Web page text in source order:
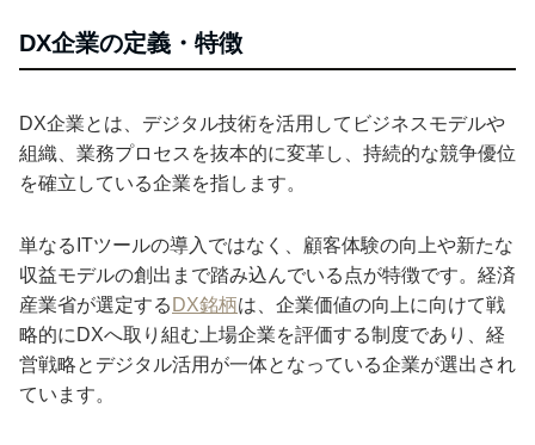
DX企業の定義・特徴
DX企業とは、デジタル技術を活用してビジネスモデルや
組織、業務プロセスを抜本的に変革し、持続的な競争優位
を確立している企業を指します。
単なるITツールの導入ではなく、顧客体験の向上や新たな
収益モデルの創出まで踏み込んでいる点が特徴です。経済
産業省が選定する DX銘柄は、企業価値の向上に向けて戦
略的にDXへ取り組む上場企業を評価する制度であり、経
営戦略とデジタル活用が一体となっている企業が選出され
ています。